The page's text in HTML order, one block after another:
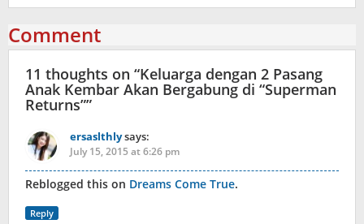
Comment
11 thoughts on “Keluarga dengan 2 Pasang
Anak Kembar Akan Bergabung di “Superman
Returns””
ersaslthlysays:
July 15, 2015 at 6:26 pm
Reblogged this on Dreams Come True.
Reply